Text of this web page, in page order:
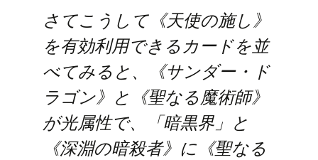
さてこうして《天使の施し》
を有効利用できるカードを並
べてみると、《サンダー・ド
ラゴン》と《聖なる魔術師》
が光属性で、「暗黒界」と
《深淵の暗殺者》に《聖なる